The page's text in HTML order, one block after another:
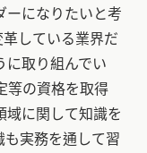
ーになりたいと考
している業界だ
に取り組んでい
等の資格を取得
域に関して知識を
実務を通して習